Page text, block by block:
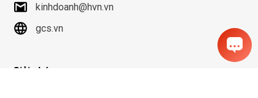
kinhdoanh@hvn.vn
gcs.vn
Giải pháp